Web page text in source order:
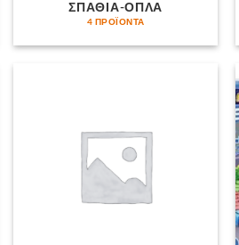
ΣΠΑΘΙΑ-ΟΠΛΑ
4 ΠΡΟΪΌΝΤΑ